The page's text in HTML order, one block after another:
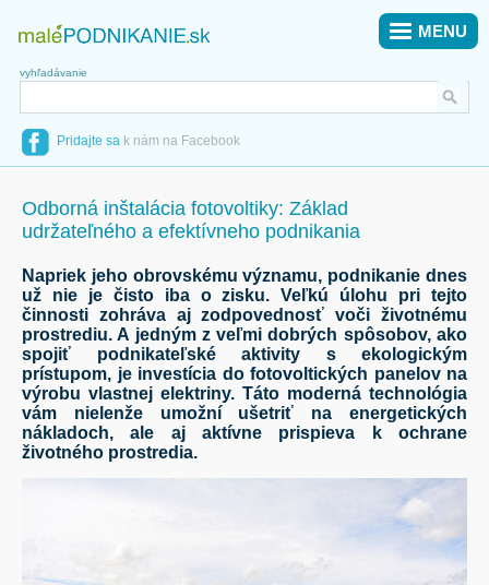
vyhľadávanie
Pridajte sa k nám na Facebook
MENU
Odborná inštalácia fotovoltiky: Základ
udržateľného a efektívneho podnikania
Napriek jeho obrovskému významu, podnikanie dnes
už nie je čisto iba o zisku. Veľkú úlohu pri tejto
činnosti zohráva aj zodpovednosť voči životnému
prostrediu. A jedným z veľmi dobrých spôsobov, ako
spojiť podnikateľské aktivity s ekologickým
prístupom, je investícia do fotovoltických panelov na
výrobu vlastnej elektriny. Táto moderná technológia
vám nielenže umožní ušetriť na energetických
nákladoch, ale aj aktívne prispieva k ochrane
životného prostredia.